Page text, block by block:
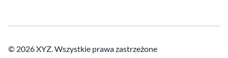
© 2026 XYZ. Wszystkie prawa zastrzeżone